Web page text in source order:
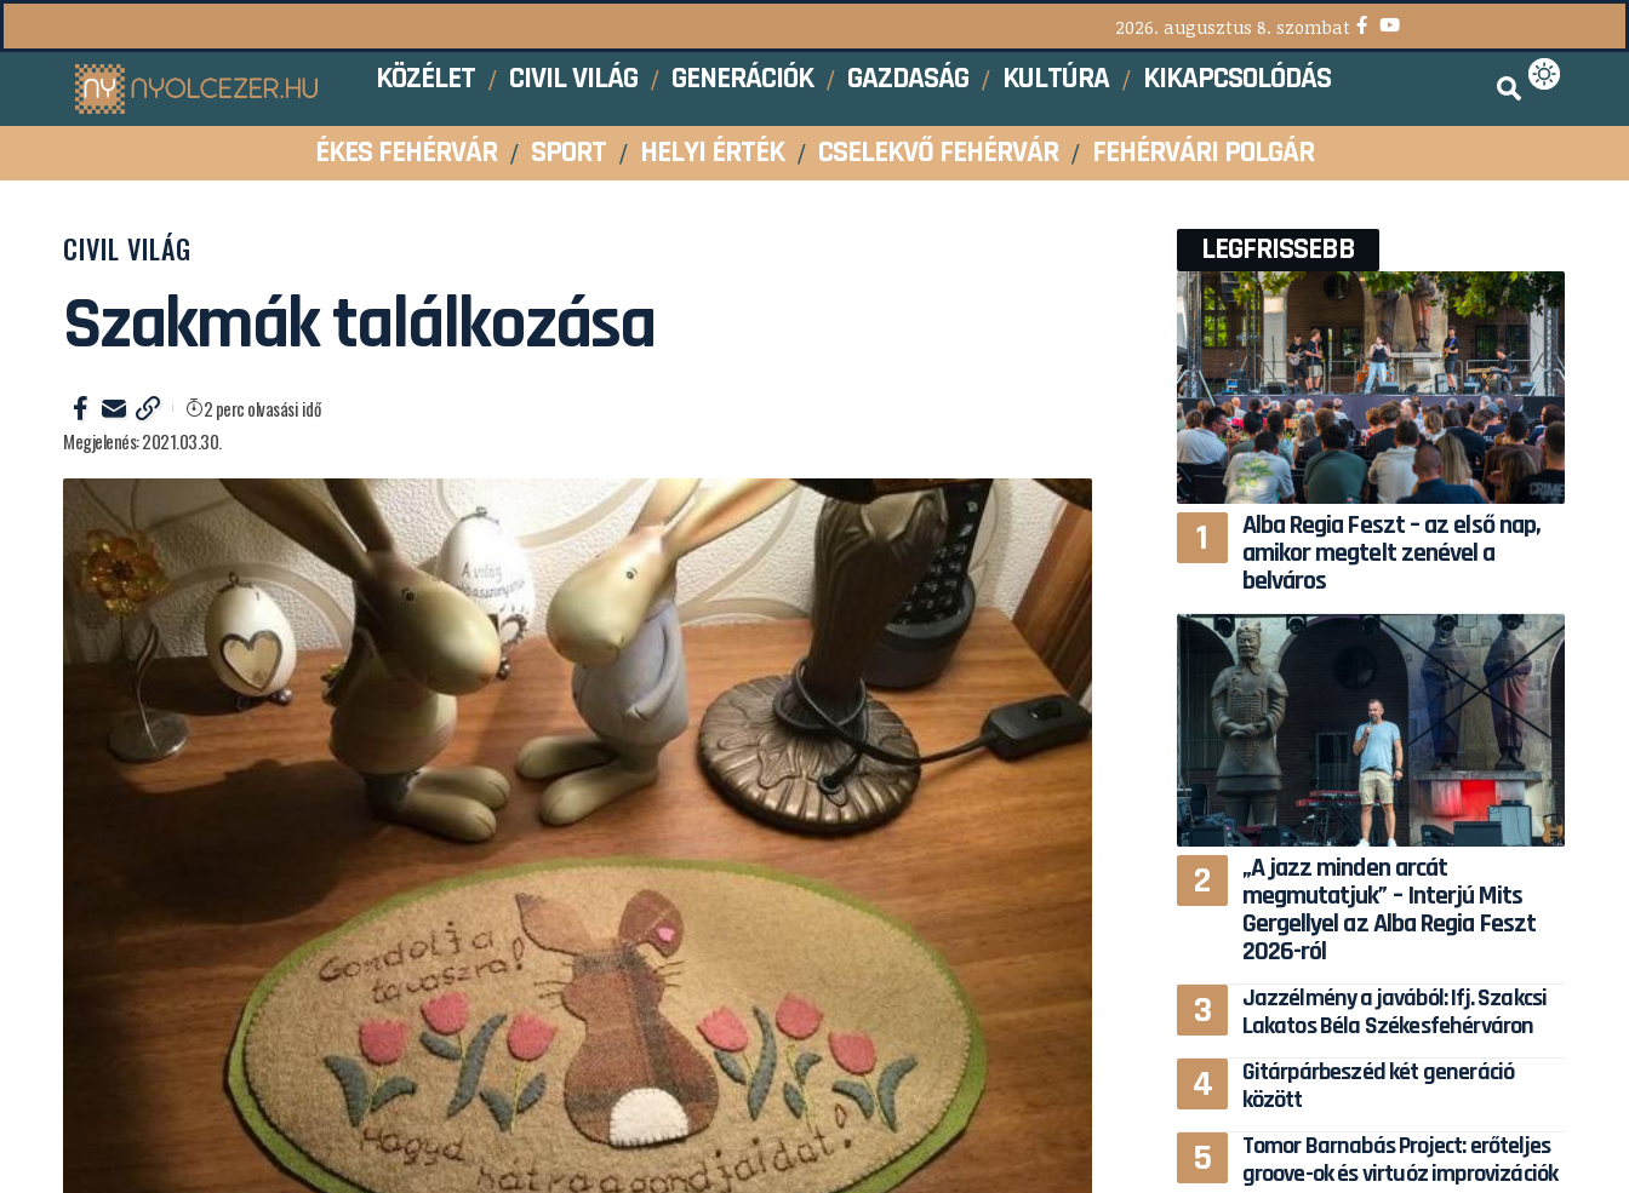
2026. augusztus 8. szombat
KÖZÉLET CIVIL VILÁG GENERÁCIÓK GAZDASÁG KULTÚRA
KIKAPCSOLÓDÁS
ÉKES FEHÉRVÁR
SPORT HELYI ÉRTÉK CSELEKVŐ FEHÉRVÁR FEHÉRVÁRI POLGÁR
CIVIL VILÁG
Szakmák találkozása
Megjelenés: 2021.03.30.
2 perc olvasási idő
LEGFRISSEBB
Alba Regia Feszt – az első nap,
amikor megtelt zenével a
belváros
„A jazz minden arcát
megmutatjuk” – Interjú Mits
Gergellyel az Alba Regia Feszt
2026-ról
Jazzélmény a javából: Ifj. Szakcsi
Lakatos Béla Székesfehérváron
Gitárpárbeszéd két generáció
között
Tomor Barnabás Project: erőteljes
groove-ok és virtuóz improvizációk